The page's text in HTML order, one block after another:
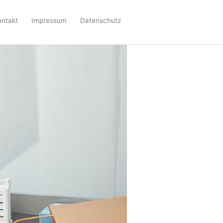
Impressum Datenschutz